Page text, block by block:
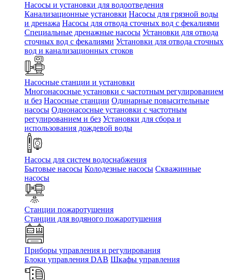
Насосы и установки для водоотведения
Канализационные установки Насосы для грязной воды
и дренажа Насосы для отвода сточных вод c фекалиями
Специальные дренажные насосы Установки для отвода
сточных вод c фекалиями Установки для отвода сточных
вод и канализационных стоков
Насосные станции и установки
Многонасосные установки с частотным регулированием
и без Насосные станции Одинарные повысительные
насосы Однонасосные установки с частотным
регулированием и без Установки для сбора и
использования дождевой воды
Насосы для систем водоснабжения
Бытовые насосы Колодезные насосы Скважинные
насосы
Станции пожаротушения
Станции для водяного пожаротушения
Приборы управления и регулирования
Блоки управления DAB Шкафы управления